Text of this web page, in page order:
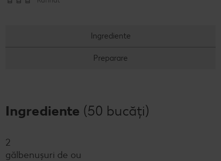
Ingrediente
Preparare
Ingrediente (50 bucăți)
2
gălbenușuri de ou